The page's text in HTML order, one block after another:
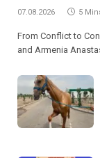
07.08.2026 5
From Conflict to
and Armenia